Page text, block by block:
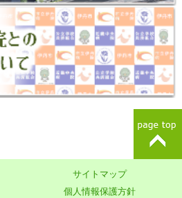
サイトマップ
個人情報保護方針